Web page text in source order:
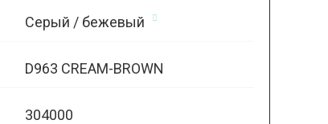
Серый / бежевый
D963 CREAM-BROWN
304000